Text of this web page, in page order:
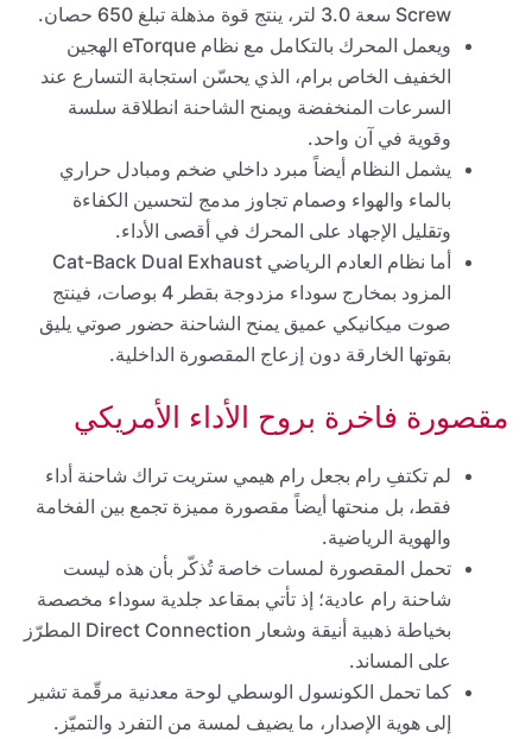
Screw سعة 3.0 لتر، ينتج قوة مذهلة تبلغ 650 حصان.
ويعمل المحرك بالتكامل مع نظام eTorque الهجين
الخفيف الخاص برام، الذي يحسّن استجابة التسارع عند
السرعات المنخفضة ويمنح الشاحنة انطلاقة سلسة
وقوية في آن واحد.
يشمل النظام أيضاً مبرد داخلي ضخم ومبادل حراري
بالماء والهواء وصمام تجاوز مدمج لتحسين الكفاءة
وتقليل الإجهاد على المحرك في أقصى الأداء.
أما نظام العادم الرياضي Cat-Back Dual Exhaust
المزود بمخارج سوداء مزدوجة بقطر 4 بوصات، فينتج
صوت ميكانيكي عميق يمنح الشاحنة حضور صوتي يليق
بقوتها الخارقة دون إزعاج المقصورة الداخلية.
مقصورة فاخرة بروح الأداء الأمريكي
لم تكتفِ رام بجعل رام هيمي ستريت تراك شاحنة أداء
فقط، بل منحتها أيضاً مقصورة مميزة تجمع بين الفخامة
والهوية الرياضية.
تحمل المقصورة لمسات خاصة تُذكّر بأن هذه ليست
شاحنة رام عادية؛ إذ تأتي بمقاعد جلدية سوداء مخصصة
بخياطة ذهبية أنيقة وشعار Direct Connection المطرّز
على المساند.
كما تحمل الكونسول الوسطي لوحة معدنية مرقّمة تشير
إلى هوية الإصدار، ما يضيف لمسة من التفرد والتميّز.